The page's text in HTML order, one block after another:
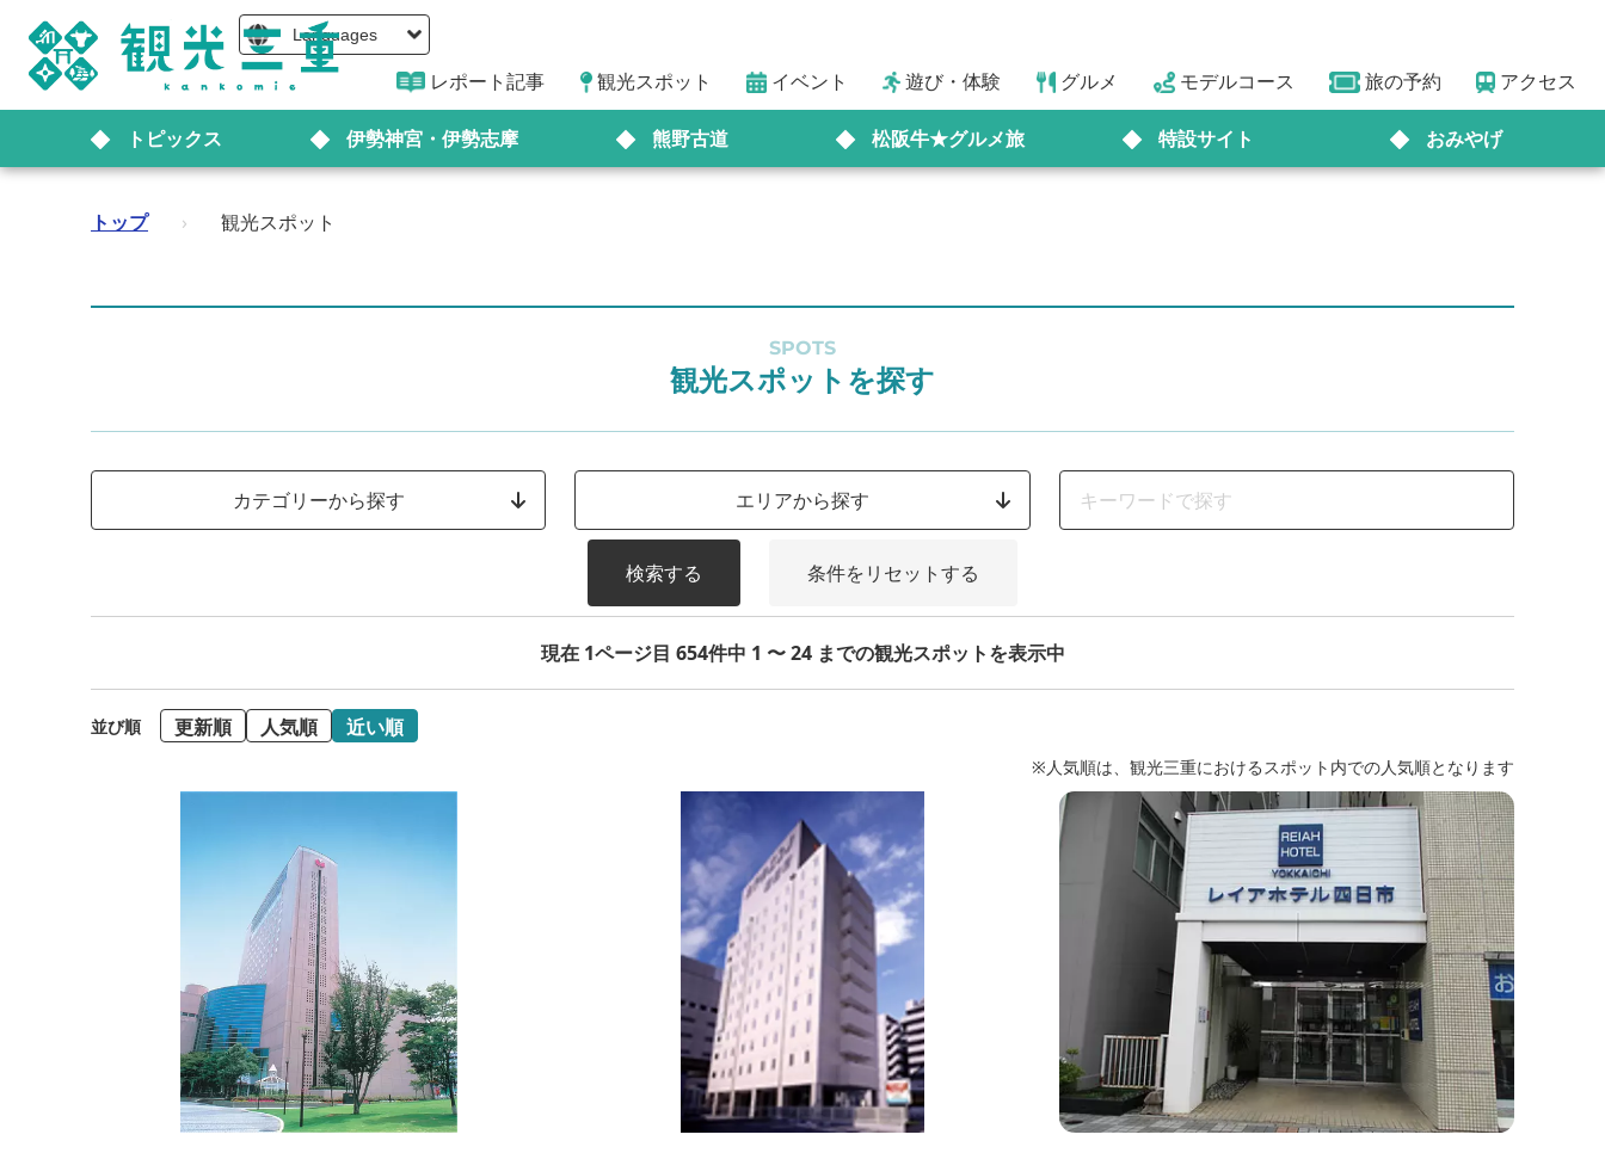
Languages
レポート記事 観光スポット イベント 遊び・体験 グルメ モデルコース 旅の予約 アクセス
トピックス 伊勢神宮・伊勢志摩 熊野古道 松阪牛★グルメ旅 特設サイト おみやげ
トップ › 観光スポット
SPOTS
観光スポットを探す
カテゴリーから探す エリアから探す
検索する 条件をリセットする
現在 1ページ目 654件中 1 〜 24 までの観光スポットを表示中
並び順 更新順 人気順 近い順
※人気順は、観光三重におけるスポット内での人気順となります